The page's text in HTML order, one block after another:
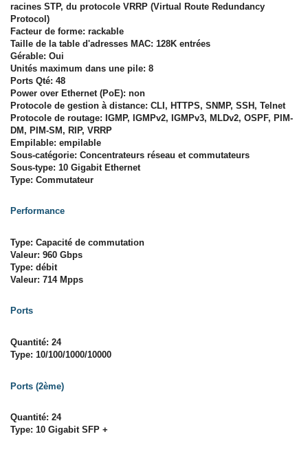
racines STP, du protocole VRRP (Virtual Route Redundancy
Protocol)
Facteur de forme: rackable
Taille de la table d'adresses MAC: 128K entrées
Gérable: Oui
Unités maximum dans une pile: 8
Ports Qté: 48
Power over Ethernet (PoE): non
Protocole de gestion à distance: CLI, HTTPS, SNMP, SSH, Telnet
Protocole de routage: IGMP, IGMPv2, IGMPv3, MLDv2, OSPF, PIM-
DM, PIM-SM, RIP, VRRP
Empilable: empilable
Sous-catégorie: Concentrateurs réseau et commutateurs
Sous-type: 10 Gigabit Ethernet
Type: Commutateur
Performance
Type: Capacité de commutation
Valeur: 960 Gbps
Type: débit
Valeur: 714 Mpps
Ports
Quantité: 24
Type: 10/100/1000/10000
Ports (2ème)
Quantité: 24
Type: 10 Gigabit SFP +